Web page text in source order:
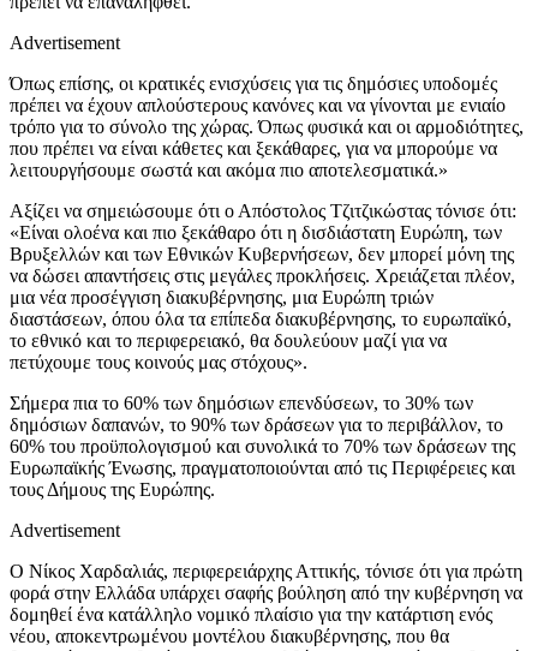
Advertisement
Όπως επίσης, οι κρατικές ενισχύσεις για τις δημόσιες υποδομές
πρέπει να έχουν απλούστερους κανόνες και να γίνονται με ενιαίο
τρόπο για το σύνολο της χώρας. Όπως φυσικά και οι αρμοδιότητες,
που πρέπει να είναι κάθετες και ξεκάθαρες, για να μπορούμε να
λειτουργήσουμε σωστά και ακόμα πιο αποτελεσματικά.»
Αξίζει να σημειώσουμε ότι ο Απόστολος Τζιτζικώστας τόνισε ότι:
«Είναι ολοένα και πιο ξεκάθαρο ότι η δισδιάστατη Ευρώπη, των
Βρυξελλών και των Εθνικών Κυβερνήσεων, δεν μπορεί μόνη της
να δώσει απαντήσεις στις μεγάλες προκλήσεις. Χρειάζεται πλέον,
μια νέα προσέγγιση διακυβέρνησης, μια Ευρώπη τριών
διαστάσεων, όπου όλα τα επίπεδα διακυβέρνησης, το ευρωπαϊκό,
το εθνικό και το περιφερειακό, θα δουλεύουν μαζί για να
πετύχουμε τους κοινούς μας στόχους».
Σήμερα πια το 60% των δημόσιων επενδύσεων, το 30% των
δημόσιων δαπανών, το 90% των δράσεων για το περιβάλλον, το
60% του προϋπολογισμού και συνολικά το 70% των δράσεων της
Ευρωπαϊκής Ένωσης, πραγματοποιούνται από τις Περιφέρειες και
τους Δήμους της Ευρώπης.
Advertisement
Ο Νίκος Χαρδαλιάς, περιφερειάρχης Αττικής, τόνισε ότι για πρώτη
φορά στην Ελλάδα υπάρχει σαφής βούληση από την κυβέρνηση να
δομηθεί ένα κατάλληλο νομικό πλαίσιο για την κατάρτιση ενός
νέου, αποκεντρωμένου μοντέλου διακυβέρνησης, που θα